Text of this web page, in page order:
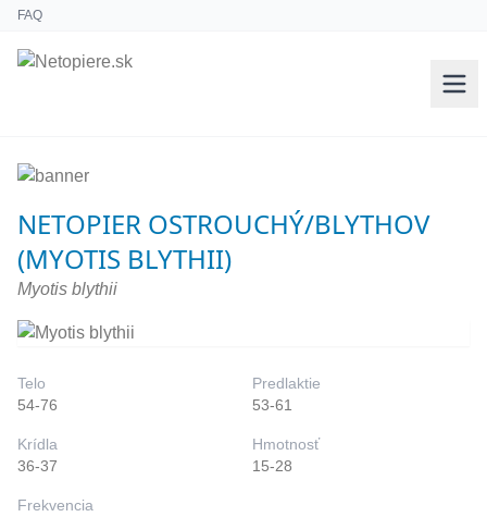
FAQ
NETOPIER OSTROUCHÝ/BLYTHOV
(MYOTIS BLYTHII)
Myotis blythii
Telo
54-76
Predlaktie
53-61
Krídla
36-37
Hmotnosť
15-28
Frekvencia